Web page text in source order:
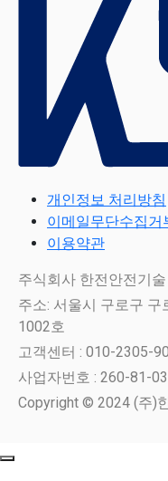
개인정보 처리방침
이메일무단수집거
이용약관
주식회사 한전안전기
주소: 서울시 구로구
1002호
고객센터 : 010-2305-
사업자번호 : 260-81-
Copyright © 2024 (주)